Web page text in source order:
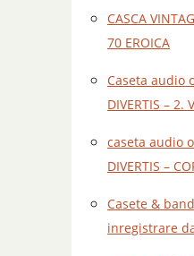
CASCA
70 EROICA
Caseta audio
DIVERTIS – 2.
caseta audio
DIVERTIS –
Casete &
inregistrare